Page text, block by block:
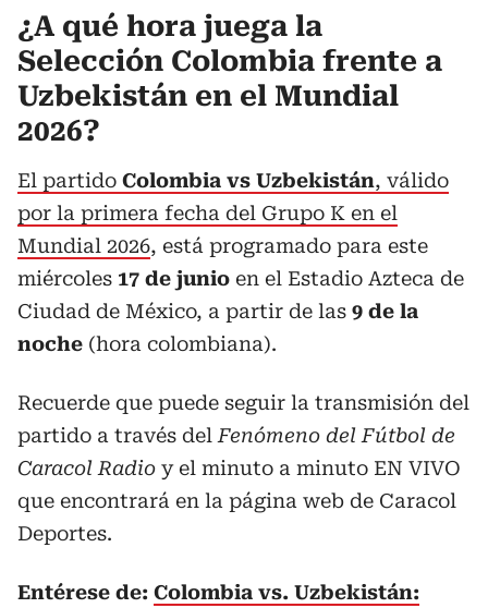
¿A qué hora juega la
Selección Colombia frente a
Uzbekistán en el Mundial
2026?
El partido Colombia vs Uzbekistán, válido
por la primera fecha del Grupo K en el
Mundial 2026, está programado para este
miércoles 17 de junio en el Estadio Azteca de
Ciudad de México, a partir de las 9 de la
noche (hora colombiana).
Recuerde que puede seguir la transmisión del
partido a través del Fenómeno del Fútbol de
Caracol Radio y el minuto a minuto EN VIVO
que encontrará en la página web de Caracol
Deportes.
Entérese de: Colombia vs. Uzbekistán: